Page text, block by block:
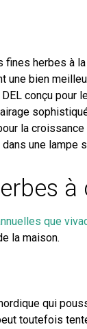
fines herbes à
une bien
DEL conçu pour
la
une lampe
à
que
la maison.
qui
toutefois